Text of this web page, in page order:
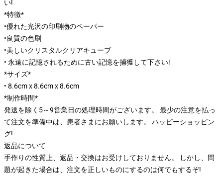
い!
*特徴*
•優れた光沢の印刷物のペーパー
•良質の色刷
•美しいクリスタルクリアキューブ
• 永遠に記憶されるために古い記憶を捕獲して下さい!
*サイズ*
• 8.6cm x 8.6cm x 8.6cm
*制作時間*
発送を除く5～9営業日の処理時間がございます。 最少の注意を払っ
て注文を準備中は、患者さまにお願いします。 ハッピーショッピン
グ!
返品について
手作りの性質上、返品・交換はお受けしておりません。 しかし、問
題が起きた場合は、注文を正しいものにするのは何でもするぞ!